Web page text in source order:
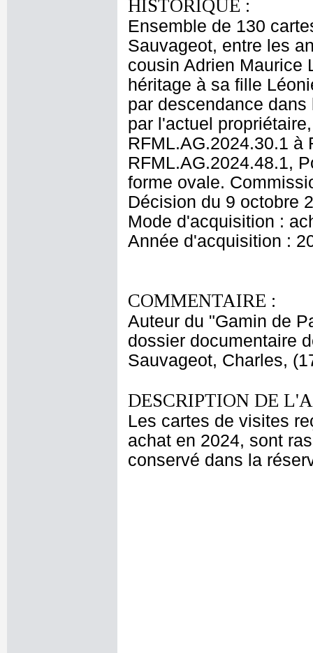
HISTORIQUE :
Ensemble de 130
Sauvageot, entre les
cousin Adrien Maurice
héritage à sa fille
par descendance
par l'actuel
RFML.AG.2024.30.1 à
RFML.AG.2024.48.1,
forme ovale.
Décision du 9 octobre
Mode d'acquisition :
Année d'acquisition :
COMMENTAIRE :
Auteur du "Gamin de
dossier documentaire
Sauvageot, Charles,
DESCRIPTION DE
Les cartes de visites
achat en 2024, sont
conservé dans la